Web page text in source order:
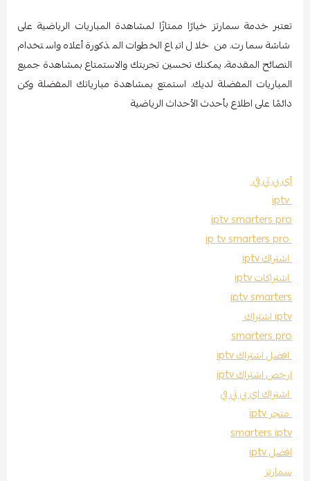
تعتبر خدمة سمارتز خيارًا ممتازًا لمشاهدة المباريات الرياضية على
شاشة سمارت. من خلال اتباع الخطوات المذكورة أعلاه واستخدام
النصائح المقدمة، يمكنك تحسين تجربتك والاستمتاع بمشاهدة جميع
المباريات المفضلة لديك. استمتع بمشاهدة مبارياتك المفضلة وكن
دائمًا على اطلاع بأحدث الأحداث الرياضية
آي بي تي في
iptv
iptv smarters pro
ip tv smarters pro
اشتراك iptv
اشتراكات iptv
iptv smarters
iptv اشتراك
smarters pro
افضل اشتراك iptv
ارخص اشتراك iptv
اشتراك اي بي تي في
متجر iptv
smarters iptv
افضل iptv
سمارتز